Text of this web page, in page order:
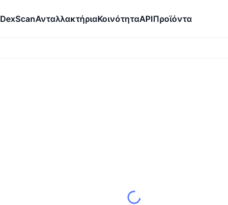
DexScanΑνταλλακτήριαΚοινότηταAPIΠροϊόντα